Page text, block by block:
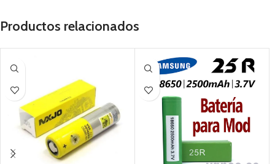
Productos relacionados